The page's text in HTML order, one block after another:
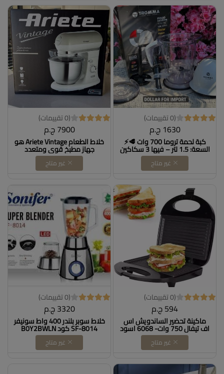
(0 تقييمات)
1630 ج.م
كبة لحمة تروما 700 وات 🥩⚡
السعة: 1.5 لتر – فيها 3 سكاكين
ستانلس قوية جدًا وسريعة في
الفرم، سواء لحمة أو خضار، هتنجز
معاكي في المطبخ وتوفري
غير متاح
(0 تقييمات)
7900 ج.م
خلاط الطعام Ariete Vintage هو
جهاز مطبخ قوي ومتعدد
الاستخدامات
غير متاح
(0 تقييمات)
594 ج.م
ماكينة تحضير الساندويش اس
اف تيفال 750 وات- 6068 اسود
غير متاح
(0 تقييمات)
3320 ج.م
خلاط سوبر بلندر 400 واط سونيفر
SF-8014 كود B0Y2BWLN
DOLLAR FOR IMPORT CM
غير متاح